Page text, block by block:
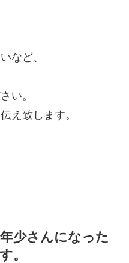
など、
い。
え致します。
年少さんになった
。